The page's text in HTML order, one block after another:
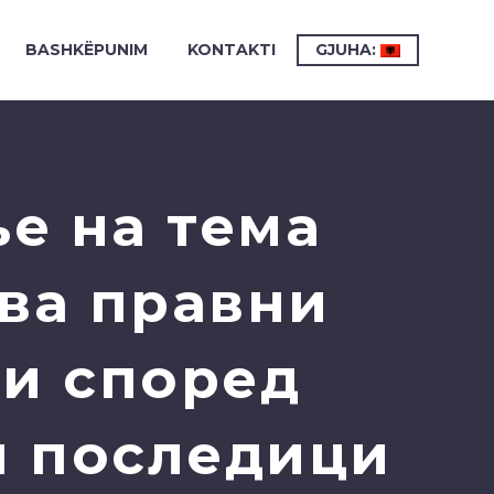
BASHKËPUNIM KONTAKTI GJUHA:
на тема
правни
според
последици